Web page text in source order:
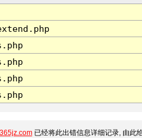
已经将此出错信息详细记录, 由此